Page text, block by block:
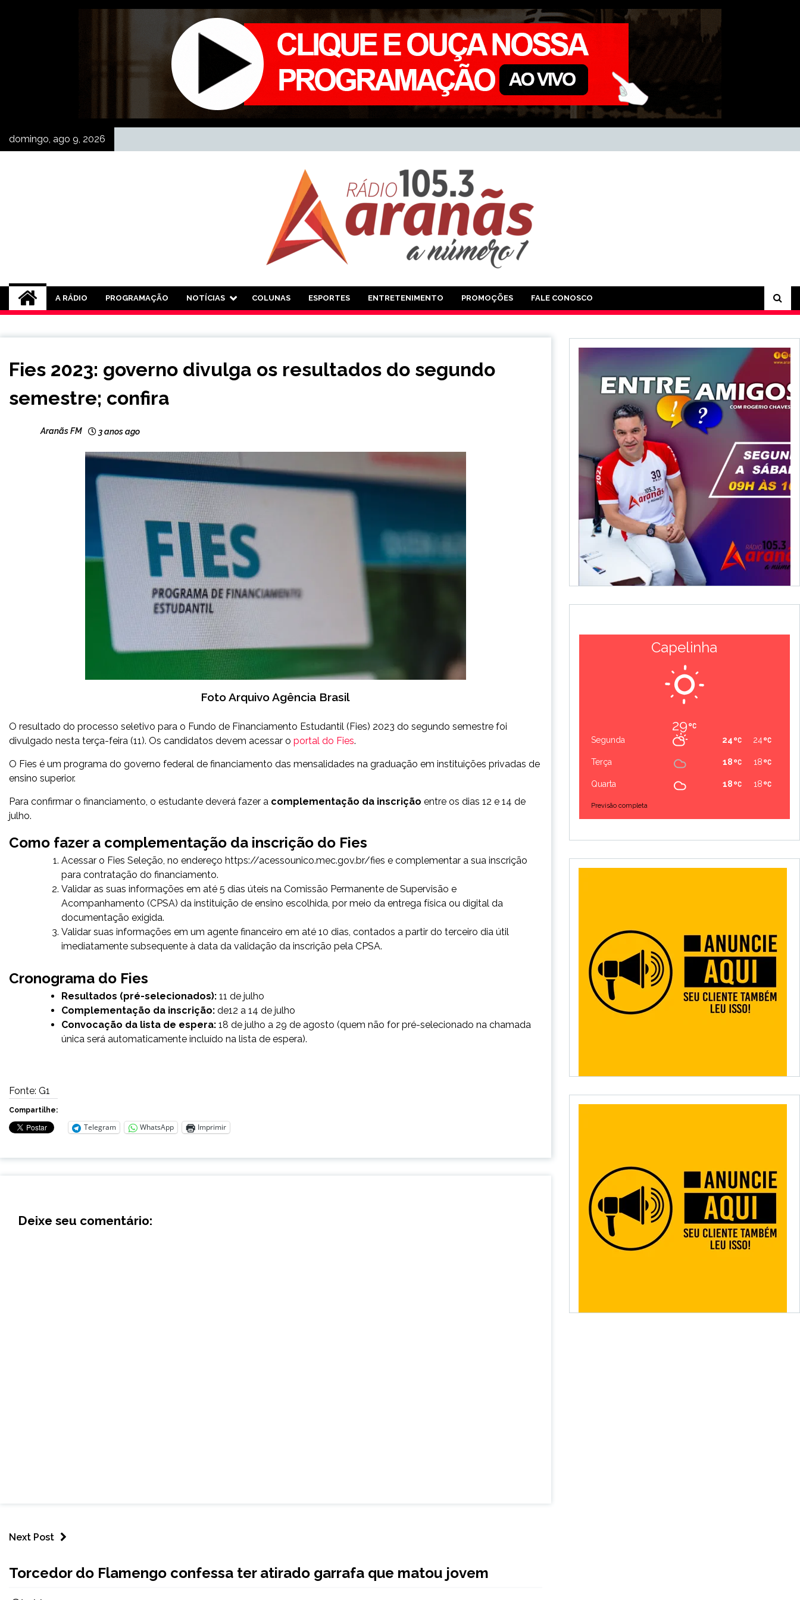
domingo, ago 9, 2026
Rádio Aranãs 105.3
A RÁDIO PROGRAMAÇÃO NOTÍCIAS COLUNAS ESPORTES ENTRETENIMENTO PROMOÇÕES FALE CONOSCO
NOTÍCIAS
Fies 2023: governo divulga os resultados do segundo
semestre; confira
Aranãs FM 3 anos ago
Foto Arquivo Agência Brasil
O resultado do processo seletivo para o Fundo de Financiamento Estudantil (Fies) 2023 do segundo semestre foi
divulgado nesta terça-feira (11). Os candidatos devem acessar o portal do Fies.
O Fies é um programa do governo federal de financiamento das mensalidades na graduação em instituições privadas de
ensino superior.
Para confirmar o financiamento, o estudante deverá fazer a complementação da inscrição entre os dias 12 e 14 de
julho.
Como fazer a complementação da inscrição do Fies
Acessar o Fies Seleção, no endereço https://acessounico.mec.gov.br/fies e complementar a sua inscrição
para contratação do financiamento.
Validar as suas informações em até 5 dias úteis na Comissão Permanente de Supervisão e
Acompanhamento (CPSA) da instituição de ensino escolhida, por meio da entrega física ou digital da
documentação exigida.
Validar suas informações em um agente financeiro em até 10 dias, contados a partir do terceiro dia útil
imediatamente subsequente à data da validação da inscrição pela CPSA.
Cronograma do Fies
Resultados (pré-selecionados): 11 de julho
Complementação da inscrição: de12 a 14 de julho
Convocação da lista de espera: 18 de julho a 29 de agosto (quem não for pré-selecionado na chamada
única será automaticamente incluído na lista de espera).
Fonte: G1
Compartilhe:
Telegram WhatsApp Imprimir
Deixe seu comentário:
Next Post
NOTÍCIAS
Torcedor do Flamengo confessa ter atirado garrafa que matou jovem
Capelinha
29
Segunda 24
24
Terça 18
18
Quarta 18
18
Previsão completa